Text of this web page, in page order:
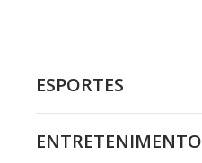
ESPORTES
ENTRETENIMENTO